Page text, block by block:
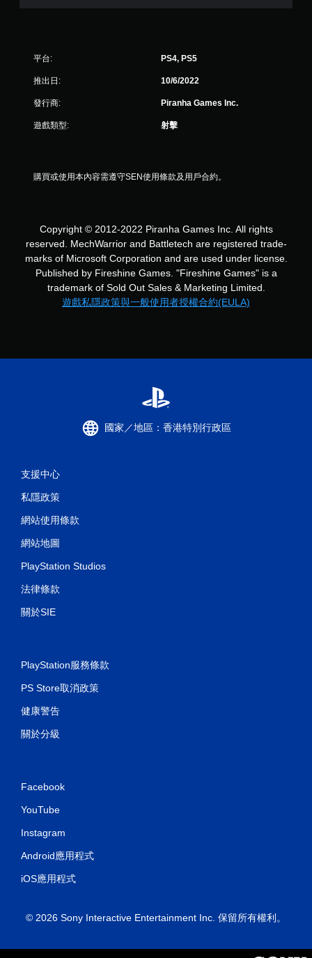
平台: PS4, PS5
推出日: 10/6/2022
發行商: Piranha Games Inc.
遊戲類型: 射擊
購買或使用本內容需遵守SEN使用條款及用戶合約。
Copyright © 2012-2022 Piranha Games Inc. All rights
reserved. MechWarrior and Battletech are registered trade-
marks of Microsoft Corporation and are used under license.
Published by Fireshine Games. "Fireshine Games" is a
trademark of Sold Out Sales & Marketing Limited.
遊戲私隱政策與一般使用者授權合約(EULA)
國家／地區：香港特別行政區
支援中心
私隱政策
網站使用條款
網站地圖
PlayStation Studios
法律條款
關於SIE
PlayStation服務條款
PS Store取消政策
健康警告
關於分級
Facebook
YouTube
Instagram
Android應用程式
iOS應用程式
© 2026 Sony Interactive Entertainment Inc. 保留所有權利。